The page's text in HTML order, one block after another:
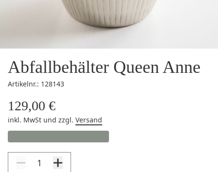
Abfallbehälter Queen Anne
Artikelnr.: 128143
129,00 €
inkl. MwSt und zzgl. Versand